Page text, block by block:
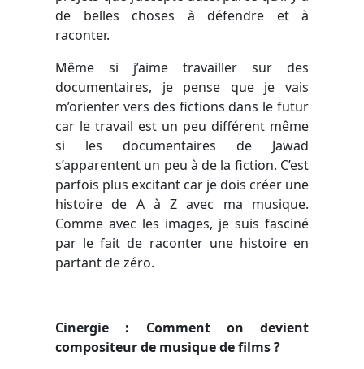
de belles choses à défendre et à
raconter.
Même si j’aime travailler sur des
documentaires, je pense que je vais
m’orienter vers des fictions dans le futur
car le travail est un peu différent même
si les documentaires de Jawad
s’apparentent un peu à de la fiction. C’est
parfois plus excitant car je dois créer une
histoire de A à Z avec ma musique.
Comme avec les images, je suis fasciné
par le fait de raconter une histoire en
partant de zéro.
Cinergie : Comment on devient
compositeur de musique de films ?